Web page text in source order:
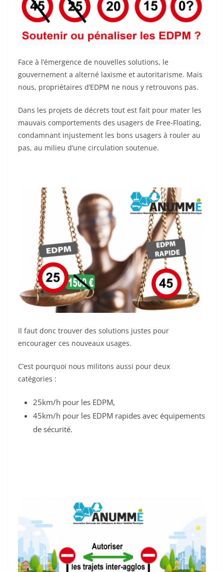
Face à l’émergence de nouvelles solutions, le
gouvernement a alterné laxisme et autoritarisme. Mais
nous, propriétaires d’EDPM ne nous y retrouvons pas.
Dans les projets de décrets tout est fait pour mater les
mauvais comportements des usagers de Free-Floating,
condamnant injustement les bons usagers à rouler au
pas, au milieu d’une circulation soutenue.
Il faut donc trouver des solutions justes pour
encourager ces nouveaux usages.
C’est pourquoi nous militons aussi pour deux
catégories :
25km/h pour les EDPM,
45km/h pour les EDPM rapides avec équipements
de sécurité.